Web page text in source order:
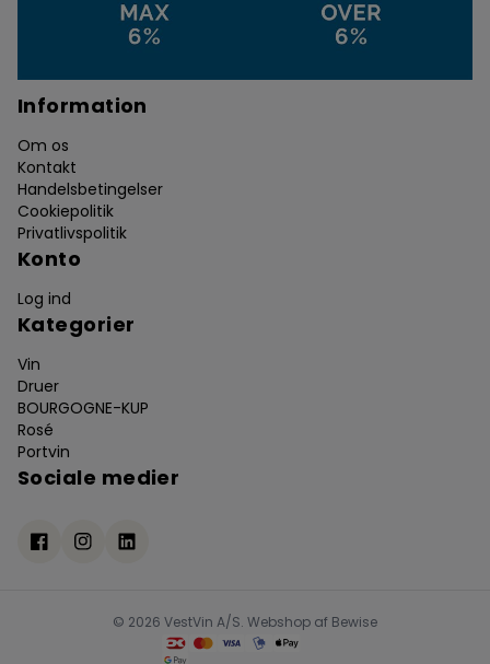
Information
Om os
Kontakt
Handelsbetingelser
Cookiepolitik
Privatlivspolitik
Konto
Log ind
Kategorier
Vin
Druer
BOURGOGNE-KUP
Rosé
Portvin
Sociale medier
© 2026 VestVin A/S. Webshop af Bewise